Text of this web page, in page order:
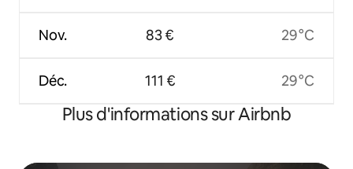
Nov.
Déc.
83 €
111 €
29 °C
29 °C
Plus d'informations sur Airbnb